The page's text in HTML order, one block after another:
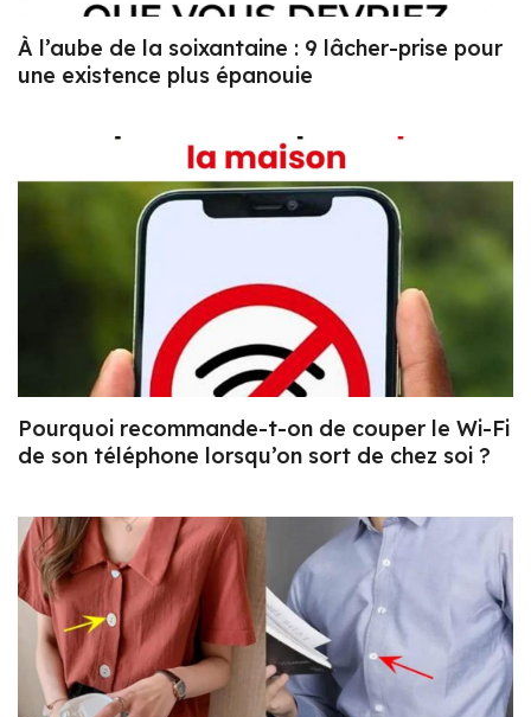
À l’aube de la soixantaine : 9 lâcher-prise pour
une existence plus épanouie
Pourquoi recommande-t-on de couper le Wi-Fi
de son téléphone lorsqu’on sort de chez soi ?